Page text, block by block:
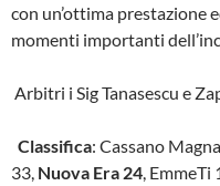
con un’ottima prestazione
momenti importanti
Arbitri i Sig Tanasescu e
Classifica: Cassano
33, Nuova Era 24, EmmeTi